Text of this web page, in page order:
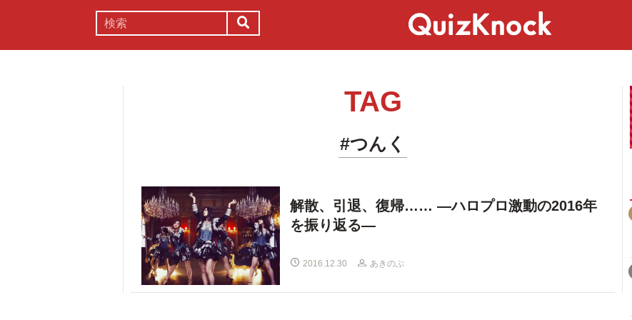
TAG
#つんく
解散、引退、復帰…… ―ハロプロ激動の2016年
を振り返る―
2016.12.30 あきのぶ